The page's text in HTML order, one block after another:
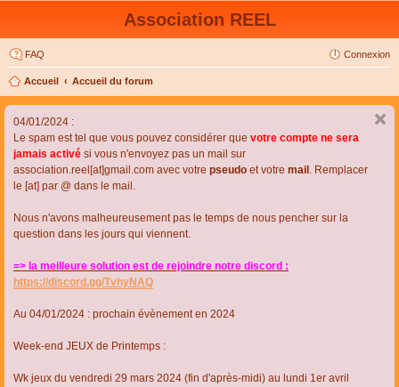
Association REEL
FAQ Connexion
Accueil Accueil du forum
04/01/2024 :
Le spam est tel que vous pouvez considérer que votre compte ne sera
jamais activé si vous n'envoyez pas un mail sur
association.reel[at]gmail.com avec votre pseudo et votre mail . Remplacer
le [at] par @ dans le mail.
Nous n'avons malheureusement pas le temps de nous pencher sur la
question dans les jours qui viennent.
=> la meilleure solution est de rejoindre notre discord :
https://discord.gg/TvhyNAQ
Au 04/01/2024 : prochain évènement en 2024
Week-end JEUX de Printemps :
Wk jeux du vendredi 29 mars 2024 (fin d'après-midi) au lundi 1er avril